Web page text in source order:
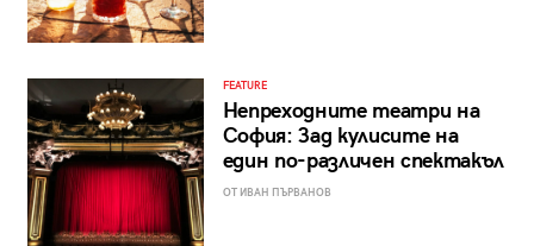
FEATURE
Непреходните театри на
София: Зад кулисите на
един по-различен спектакъл
ОТ ИВАН ПЪРВАНОВ